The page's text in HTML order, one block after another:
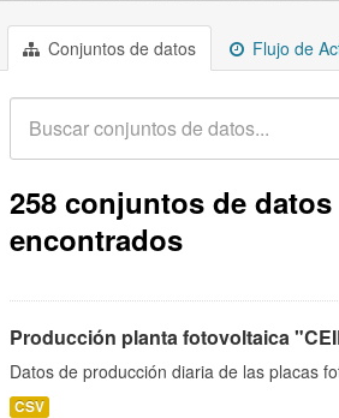
Conjuntos de datos Flujo de
258 conjuntos de datos
encontrados
Producción planta fotovoltaica
Datos de producción diaria de las placas
CSV